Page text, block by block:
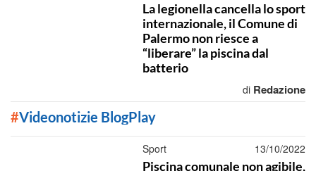
La legionella cancella lo sport
internazionale, il Comune di
Palermo non riesce a
“liberare” la piscina dal
batterio
di Redazione
#Videonotizie BlogPlay
Sport 13/10/2022
Piscina comunale non agibile,